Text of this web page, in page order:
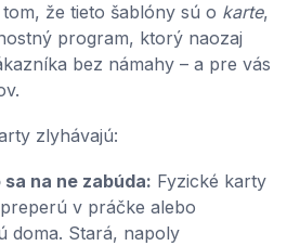
že tieto šablóny sú o karte,
program, ktorý naozaj
bez námahy – a pre vás
zlyhávajú:
na ne zabúda: Fyzické karty
v práčke alebo
doma. Stará, napoly